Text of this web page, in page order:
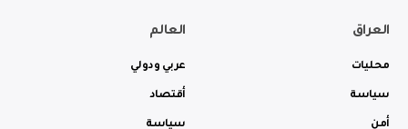
العراق
محليات
سياسة
أمن
العالم
عربي ودولي
أقتصاد
سياسة